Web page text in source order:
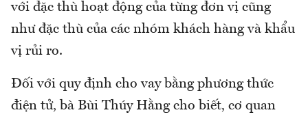
với đặc thù hoạt động của từng đơn vị cũng
như đặc thù của các nhóm khách hàng và khẩu
vị rủi ro.
Đối với quy định cho vay bằng phương thức
điện tử, bà Bùi Thúy Hằng cho biết, cơ quan